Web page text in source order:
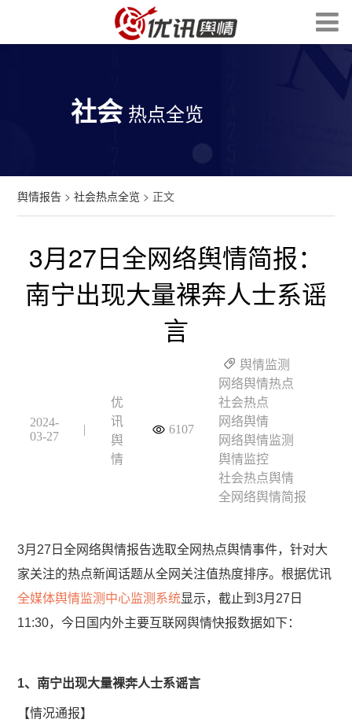
社会 热点全览
舆情报告 >社会热点全览 > 正文
3月27日全网络舆情简报：
南宁出现大量裸奔人士系谣
言
2024-
03-27
|
优
讯
舆
情
6107
舆情监测
网络舆情热点
社会热点
网络舆情
网络舆情监测
舆情监控
社会热点舆情
全网络舆情简报
3月27日全网络舆情报告选取全网热点舆情事件，针对大
家关注的热点新闻话题从全网关注值热度排序。根据优讯
全媒体舆情监测中心监测系统显示，截止到3月27日
11:30，今日国内外主要互联网舆情快报数据如下：
1、南宁出现大量裸奔人士系谣言
【情况通报】